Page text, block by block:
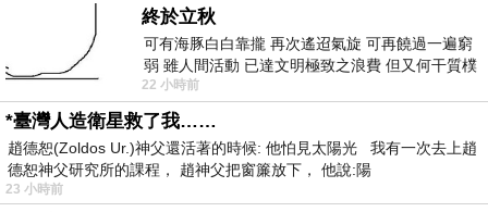
終於立秋
可有海豚白白靠攏 再次遙迢氣旋 可再饒過一遍窮
弱 雖人間活動 已達文明極致之浪費 但又何干質樸
者 只能白白陪葬
22 小時前
*臺灣人造衛星救了我……
趙德恕(Zoldos Ur.)神父還活著的時候: 他怕見太陽光 我有一次去上趙
德恕神父研究所的課程， 趙神父把窗簾放下， 他說:陽
23 小時前